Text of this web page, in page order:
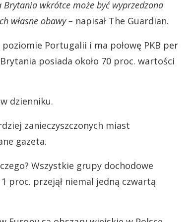
wkrótce może być wyprzedzona
własne obawy – napisał The Guardian.
Portugalii i ma połowę PKB per
posiada około 70 proc. wartości
dzienniku.
zanieczyszczonych miast
gazeta.
Wszystkie grupy dochodowe
proc. przejął niemal jedną czwartą